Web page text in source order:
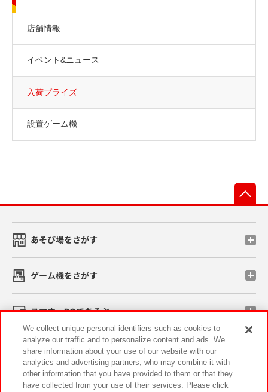
店舗情報
イベント&ニュース
入荷プライズ
設置ゲーム機
あそび場をさがす
ゲーム機をさがす
スマホ・PCであそぶ
イベント・キャンペーン
We collect unique personal identifiers such as cookies to
analyze our traffic and to personalize content and ads. We
share information about your use of our website with our
analytics and advertising partners, who may combine it with
other information that you have provided to them or that they
have collected from your use of their services. Please click